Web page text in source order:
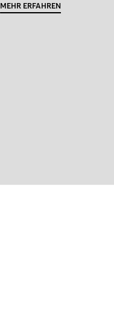
MEHR ERFAHREN